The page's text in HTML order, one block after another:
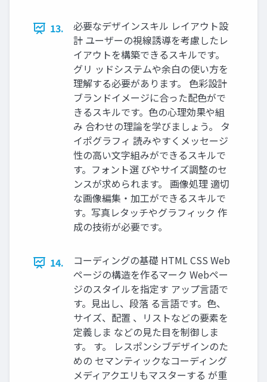
13.
必要なデザインスキル レイアウト設
計 ユーザーの視線誘導を考慮したレ
イアウトを構築できるスキルです。
グリ ッドシステムや余白の使い方を
理解する必要があります。 色彩設計
ブランドイメージに合った配色がで
きるスキルです。色の心理効果や組
み 合わせの理論を学びましょう。 タ
イポグラフィ 読みやすくメッセージ
性の高い文字組みができるスキルで
す。フォント選 びやサイズ調整のセ
ンスが求められます。 画像処理 適切
な画像編集・加工ができるスキルで
す。写真レタッチやグラフィック 作
成の技術が必要です。
14.
コーディングの基礎 HTML CSS Web
ページの構造を作るマーク Webペー
ジのスタイルを指定す アップ言語で
す。見出し、段落 る言語です。色、
サイズ、配置 、リストなどの要素を
定義しま などの見た目を制御しま
す。 す。 レスポンシブデザインのた
めの セマンティックなコーディング
メディアクエリもマスターする が重